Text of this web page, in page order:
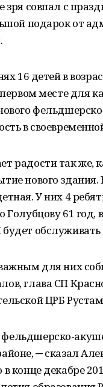
зря совпал с
подарок от
16 детей в
месте для
в
радости так же,
нового
У них 4
61 год,
обслуживать
для них
глава СП
ЦРБ
─ сказал
конце декабре